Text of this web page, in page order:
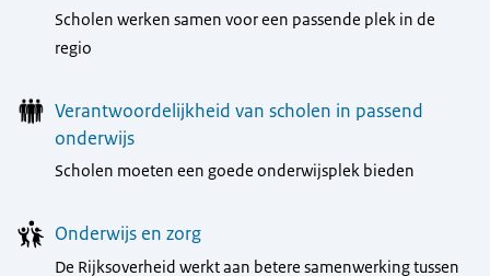
Scholen werken samen voor een passende plek in de
regio
Verantwoordelijkheid van scholen in passend
onderwijs
Scholen moeten een goede onderwijsplek bieden
Onderwijs en zorg
De Rijksoverheid werkt aan betere samenwerking tussen